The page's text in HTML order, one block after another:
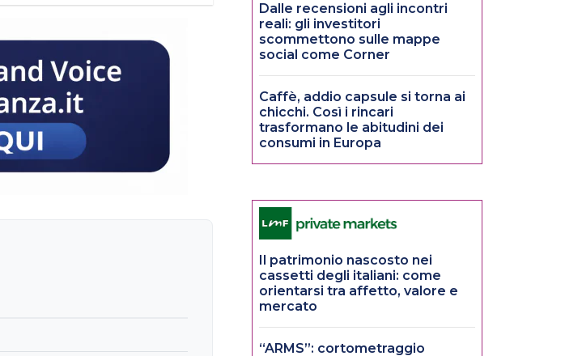
Dalle recensioni agli incontri
reali: gli investitori
scommettono sulle mappe
social come Corner
Caffè, addio capsule si torna ai
chicchi. Così i rincari
trasformano le abitudini dei
consumi in Europa
Il patrimonio nascosto nei
cassetti degli italiani: come
orientarsi tra affetto, valore e
mercato
“ARMS”: cortometraggio